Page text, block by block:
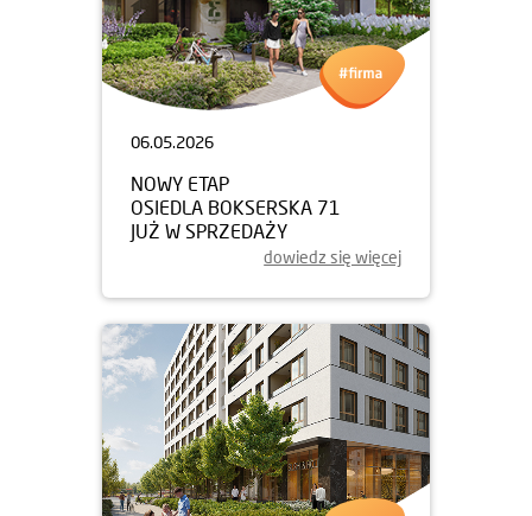
06.05.2026
NOWY ETAP
OSIEDLA BOKSERSKA 71
JUŻ W SPRZEDAŻY
dowiedz się więcej